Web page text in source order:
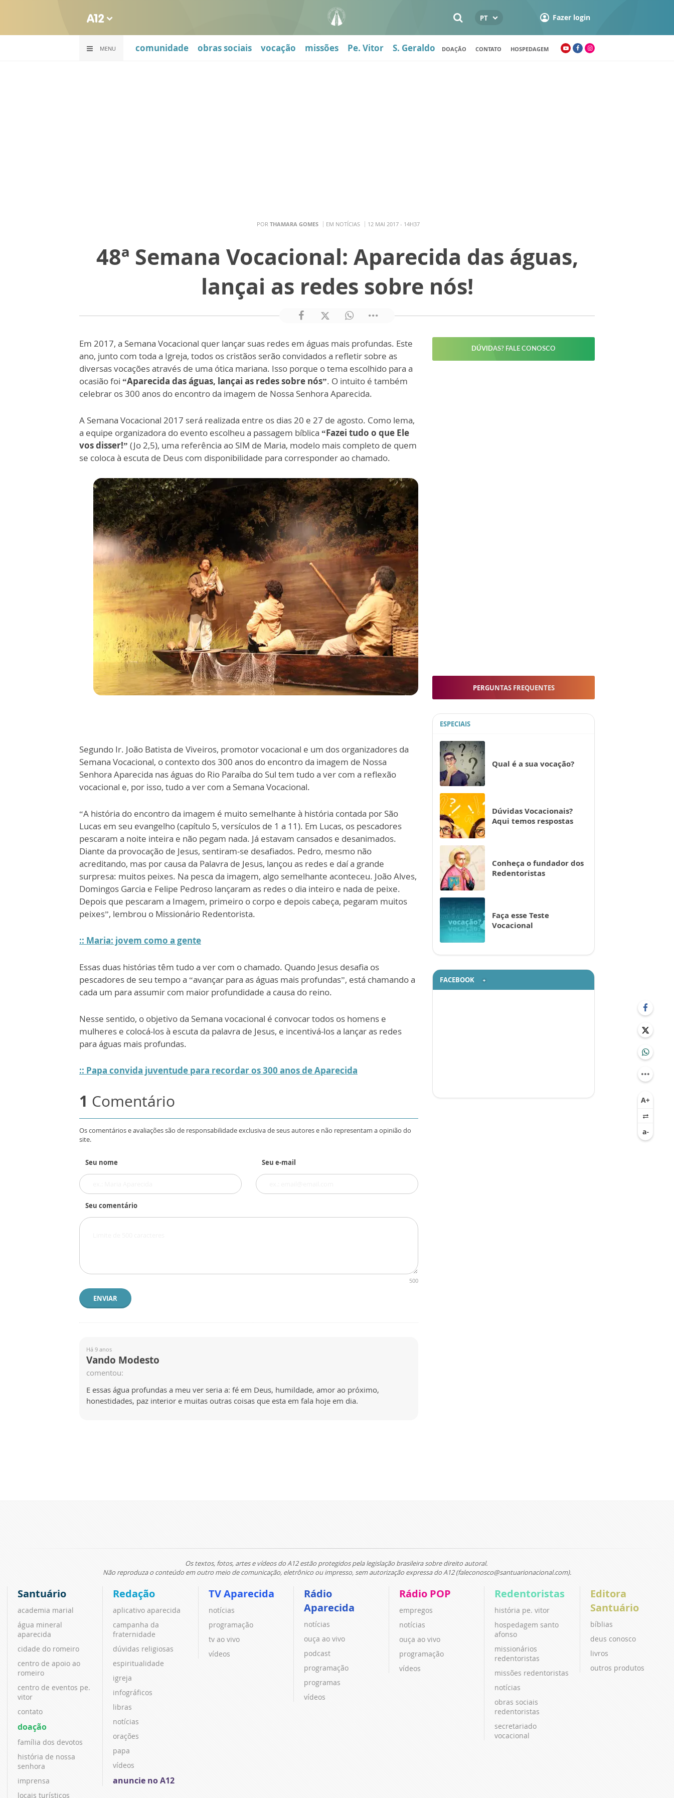
PT Fazer login
MENU comunidade obras sociais vocação missões Pe. Vitor S. Geraldo DOAÇÃO CONTATO HOSPEDAGEM
POR THAMARA GOMES EM NOTÍCIAS 12 MAI 2017 - 14H37
48ª Semana Vocacional: Aparecida das águas,
lançai as redes sobre nós!
Em 2017, a Semana Vocacional quer lançar suas redes em águas mais profundas. Este
ano, junto com toda a Igreja, todos os cristãos serão convidados a refletir sobre as
diversas vocações através de uma ótica mariana. Isso porque o tema escolhido para a
ocasião foi “Aparecida das águas, lançai as redes sobre nós”. O intuito é também
celebrar os 300 anos do encontro da imagem de Nossa Senhora Aparecida.
A Semana Vocacional 2017 será realizada entre os dias 20 e 27 de agosto. Como lema,
a equipe organizadora do evento escolheu a passagem bíblica “Fazei tudo o que Ele
vos disser!” (Jo 2,5), uma referência ao SIM de Maria, modelo mais completo de quem
se coloca à escuta de Deus com disponibilidade para corresponder ao chamado.
Segundo Ir. João Batista de Viveiros, promotor vocacional e um dos organizadores da
Semana Vocacional, o contexto dos 300 anos do encontro da imagem de Nossa
Senhora Aparecida nas águas do Rio Paraíba do Sul tem tudo a ver com a reflexão
vocacional e, por isso, tudo a ver com a Semana Vocacional.
“A história do encontro da imagem é muito semelhante à história contada por São
Lucas em seu evangelho (capítulo 5, versículos de 1 a 11). Em Lucas, os pescadores
pescaram a noite inteira e não pegam nada. Já estavam cansados e desanimados.
Diante da provocação de Jesus, sentiram-se desafiados. Pedro, mesmo não
acreditando, mas por causa da Palavra de Jesus, lançou as redes e daí a grande
surpresa: muitos peixes. Na pesca da imagem, algo semelhante aconteceu. João Alves,
Domingos Garcia e Felipe Pedroso lançaram as redes o dia inteiro e nada de peixe.
Depois que pescaram a Imagem, primeiro o corpo e depois cabeça, pegaram muitos
peixes”, lembrou o Missionário Redentorista.
:: Maria: jovem como a gente
Essas duas histórias têm tudo a ver com o chamado. Quando Jesus desafia os
pescadores de seu tempo a “avançar para as águas mais profundas”, está chamando a
cada um para assumir com maior profundidade a causa do reino.
Nesse sentido, o objetivo da Semana vocacional é convocar todos os homens e
mulheres e colocá-los à escuta da palavra de Jesus, e incentivá-los a lançar as redes
para águas mais profundas.
:: Papa convida juventude para recordar os 300 anos de Aparecida
1 Comentário
Os comentários e avaliações são de responsabilidade exclusiva de seus autores e não representam a opinião do
site.
Seu nome Seu e-mail
Seu comentário
500
ENVIAR
Há 9 anos
Vando Modesto
comentou:
E essas água profundas a meu ver seria a: fé em Deus, humildade, amor ao próximo,
honestidades, paz interior e muitas outras coisas que esta em fala hoje em dia.
DÚVIDAS? FALE CONOSCO
PERGUNTAS FREQUENTES
ESPECIAIS
Qual é a sua vocação?
Dúvidas Vocacionais?
Aqui temos respostas
Conheça o fundador dos
Redentoristas
Faça esse Teste
Vocacional
FACEBOOK
Os textos, fotos, artes e vídeos do A12 estão protegidos pela legislação brasileira sobre direito autoral.
Não reproduza o conteúdo em outro meio de comunicação, eletrônico ou impresso, sem autorização expressa do A12 (faleconosco@santuarionacional.com).
Santuário
academia marial
água mineral
aparecida
cidade do romeiro
centro de apoio ao
romeiro
centro de eventos pe.
vitor
contato
doação
família dos devotos
história de nossa
senhora
imprensa
locais turísticos
Redação
aplicativo aparecida
campanha da
fraternidade
dúvidas religiosas
espiritualidade
igreja
infográficos
libras
notícias
orações
papa
vídeos
anuncie no A12
TV Aparecida
notícias
programação
tv ao vivo
vídeos
Rádio
Aparecida
notícias
ouça ao vivo
podcast
programação
programas
vídeos
Rádio POP
empregos
notícias
ouça ao vivo
programação
vídeos
Redentoristas
história pe. vitor
hospedagem santo
afonso
missionários
redentoristas
missões redentoristas
notícias
obras sociais
redentoristas
secretariado
vocacional
Editora
Santuário
bíblias
deus conosco
livros
outros produtos